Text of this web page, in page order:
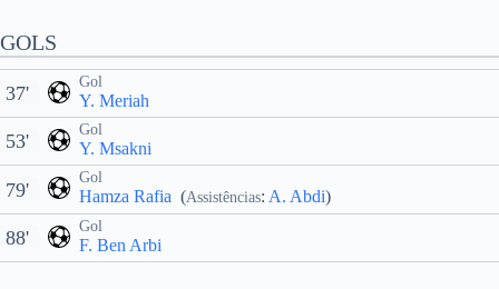
GOLS
Gol
Y. Meriah
37'
Gol
Y. Msakni
53'
Gol
Hamza Rafia (Assistências: A. Abdi)
79'
Gol
F. Ben Arbi
88'